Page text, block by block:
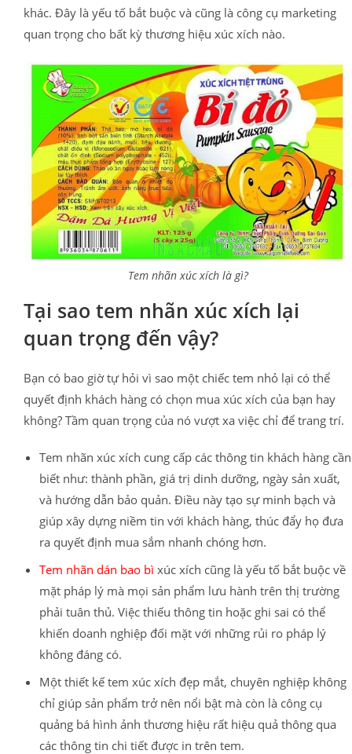
khác. Đây là yếu tố bắt buộc và cũng là công cụ marketing
quan trọng cho bất kỳ thương hiệu xúc xích nào.
Tem nhãn xúc xích là gì?
Tại sao tem nhãn xúc xích lại
quan trọng đến vậy?
Bạn có bao giờ tự hỏi vì sao một chiếc tem nhỏ lại có thể
quyết định khách hàng có chọn mua xúc xích của bạn hay
không? Tầm quan trọng của nó vượt xa việc chỉ để trang trí.
Tem nhãn xúc xích cung cấp các thông tin khách hàng cần
biết như: thành phần, giá trị dinh dưỡng, ngày sản xuất,
và hướng dẫn bảo quản. Điều này tạo sự minh bạch và
giúp xây dựng niềm tin với khách hàng, thúc đẩy họ đưa
ra quyết định mua sắm nhanh chóng hơn.
Tem nhãn dán bao bì xúc xích cũng là yếu tố bắt buộc về
mặt pháp lý mà mọi sản phẩm lưu hành trên thị trường
phải tuân thủ. Việc thiếu thông tin hoặc ghi sai có thể
khiến doanh nghiệp đối mặt với những rủi ro pháp lý
không đáng có.
Một thiết kế tem xúc xích đẹp mắt, chuyên nghiệp không
chỉ giúp sản phẩm trở nên nổi bật mà còn là công cụ
quảng bá hình ảnh thương hiệu rất hiệu quả thông qua
các thông tin chi tiết được in trên tem.